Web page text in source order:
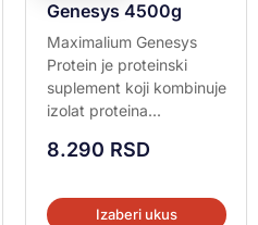
Genesys 4500g
Maximalium Genesys
Protein je proteinski
suplement koji kombinuje
izolat proteina...
8.290 RSD
Izaberi ukus